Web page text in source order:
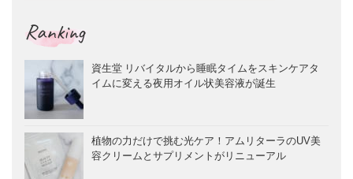
Ranking
資生堂 リバイタルから睡眠タイムをスキンケアタ
イムに変える夜用オイル状美容液が誕生
植物の力だけで挑む光ケア！アムリターラのUV美
容クリームとサプリメントがリニューアル